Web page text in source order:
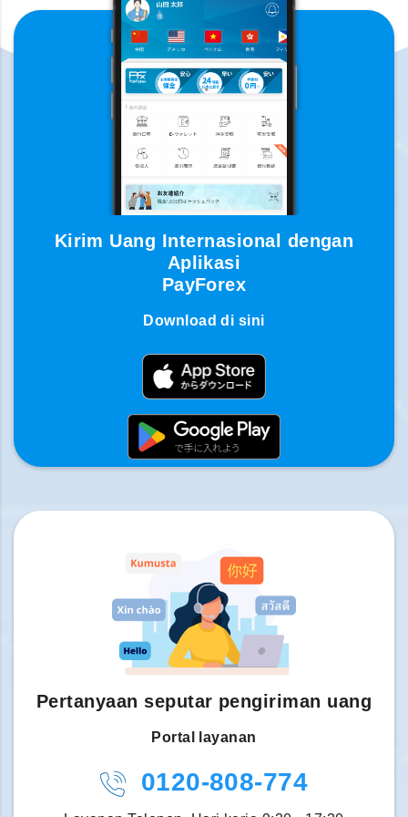
Kirim Uang Internasional dengan
Aplikasi
PayForex
Download di sini
Pertanyaan seputar pengiriman uang
Portal layanan
0120-808-774